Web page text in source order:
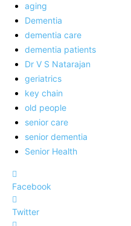
aging
Dementia
dementia care
dementia patients
Dr V S Natarajan
geriatrics
key chain
old people
senior care
senior dementia
Senior Health
Facebook
Twitter